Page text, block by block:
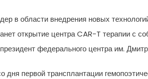
в области внедрения новых
открытие центра CAR-T терапии с
федерального центра им.
первой трансплантации